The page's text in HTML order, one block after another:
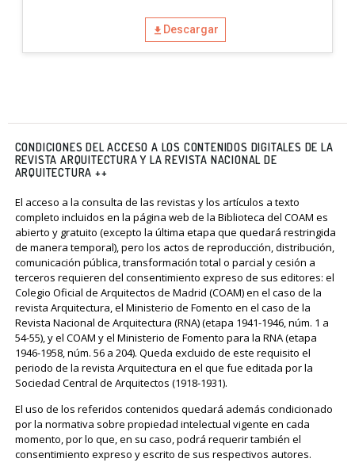
Descargar
CONDICIONES DEL ACCESO A LOS CONTENIDOS DIGITALES DE LA
REVISTA ARQUITECTURA Y LA REVISTA NACIONAL DE
ARQUITECTURA ++
El acceso a la consulta de las revistas y los artículos a texto
completo incluidos en la página web de la Biblioteca del COAM es
abierto y gratuito (excepto la última etapa que quedará restringida
de manera temporal), pero los actos de reproducción, distribución,
comunicación pública, transformación total o parcial y cesión a
terceros requieren del consentimiento expreso de sus editores: el
Colegio Oficial de Arquitectos de Madrid (COAM) en el caso de la
revista Arquitectura, el Ministerio de Fomento en el caso de la
Revista Nacional de Arquitectura (RNA) (etapa 1941-1946, núm. 1 a
54-55), y el COAM y el Ministerio de Fomento para la RNA (etapa
1946-1958, núm. 56 a 204). Queda excluido de este requisito el
periodo de la revista Arquitectura en el que fue editada por la
Sociedad Central de Arquitectos (1918-1931).
El uso de los referidos contenidos quedará además condicionado
por la normativa sobre propiedad intelectual vigente en cada
momento, por lo que, en su caso, podrá requerir también el
consentimiento expreso y escrito de sus respectivos autores.